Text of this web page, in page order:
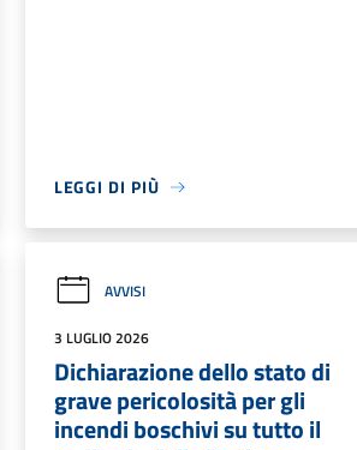
LEGGI DI PIÙ
AVVISI
3 LUGLIO 2026
Dichiarazione dello stato di
grave pericolosità per gli
incendi boschivi su tutto il